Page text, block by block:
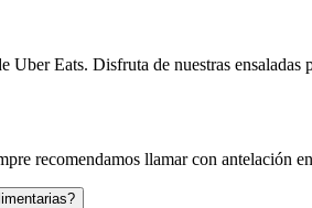
Uber Eats. Disfruta de nuestras
recomendamos llamar con antelación